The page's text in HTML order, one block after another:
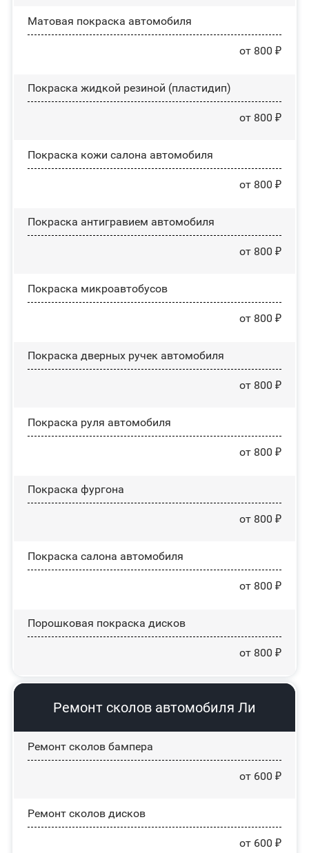
Матовая покраска автомобиля
от 800 ₽
Покраска жидкой резиной (пластидип)
от 800 ₽
Покраска кожи салона автомобиля
от 800 ₽
Покраска антигравием автомобиля
от 800 ₽
Покраска микроавтобусов
от 800 ₽
Покраска дверных ручек автомобиля
от 800 ₽
Покраска руля автомобиля
от 800 ₽
Покраска фургона
от 800 ₽
Покраска салона автомобиля
от 800 ₽
Порошковая покраска дисков
от 800 ₽
Ремонт сколов автомобиля Ли
Ремонт сколов бампера
от 600 ₽
Ремонт сколов дисков
от 600 ₽